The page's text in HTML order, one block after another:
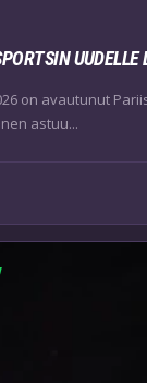
UUDELLE
on avautunut
astuu...